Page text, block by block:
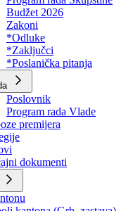
Poslovnik
Program rada Skupštine
Budžet 2026
Zakoni
*Odluke
*Zaključci
*Poslanička pitanja
Poslovnik
Program rada Vlade
premijera
dokumenti